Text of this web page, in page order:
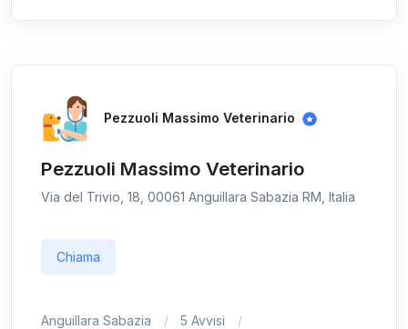
Pezzuoli Massimo Veterinario
Pezzuoli Massimo Veterinario
Via del Trivio, 18, 00061 Anguillara Sabazia RM, Italia
Chiama
Anguillara Sabazia
5 Avvisi